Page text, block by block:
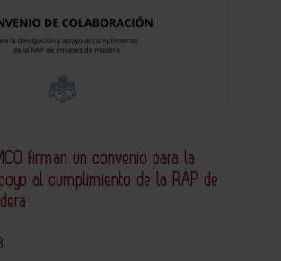
firman un convenio para la
al cumplimiento de la RAP de